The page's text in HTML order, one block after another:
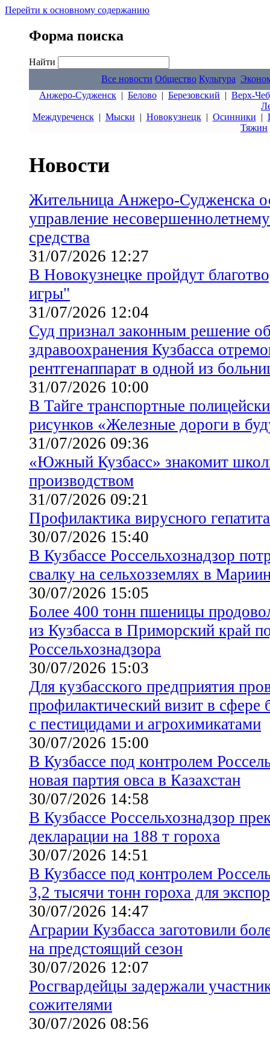
Перейти к основному содержанию
Форма поиска
Найти
Все новости Общество Культура
Анжеро-Судженск | Белово | Березовский | Верх-
Междуреченск| Мыски | Новокузнецк| Осинники |
Тяжин
Новости
Жительница Анжеро-Судженска
управление
средства
31/07/2026 12:27
В Новокузнецке пройдут
игры"
31/07/2026 12:04
Суд признал законным решение
здравоохранения Кузбасса
рентгенаппарат в одной из
31/07/2026 10:00
В Тайге транспортные
рисунков «Железные дороги в
31/07/2026 09:36
«Южный Кузбасс» знакомит
производством
31/07/2026 09:21
Профилактика вирусного гепатита
30/07/2026 15:40
В Кузбассе Россельхознадзор
свалку на сельхозземлях в
30/07/2026 15:05
Более 400 тонн пшеницы
из Кузбасса в Приморский край
Россельхознадзора
30/07/2026 15:03
Для кузбасского предприятия
профилактический визит в сфере
с пестицидами и агрохимикатами
30/07/2026 15:00
В Кузбассе под контролем
новая партия овса в Казахстан
30/07/2026 14:58
В Кузбассе Россельхознадзор
декларации на 188 т гороха
30/07/2026 14:51
В Кузбассе под контролем
3,2 тысячи тонн гороха для
30/07/2026 14:47
Аграрии Кузбасса заготовили
на предстоящий сезон
30/07/2026 12:07
Росгвардейцы задержали
сожителями
30/07/2026 08:56